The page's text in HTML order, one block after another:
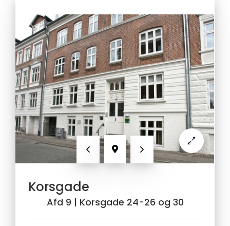
Forrige Næste
Korsgade
Afd 9 | Korsgade 24-26 og 30